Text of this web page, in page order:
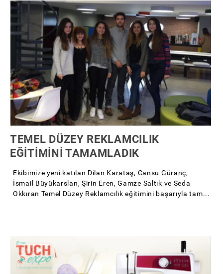
TEMEL DÜZEY REKLAMCILIK
EĞİTİMİNİ TAMAMLADIK
Ekibimize yeni katılan Dilan Karataş, Cansu Güranç,
İsmail Büyükarslan, Şirin Eren, Gamze Saltık ve Seda
Okkıran Temel Düzey Reklamcılık eğitimini başarıyla tam...